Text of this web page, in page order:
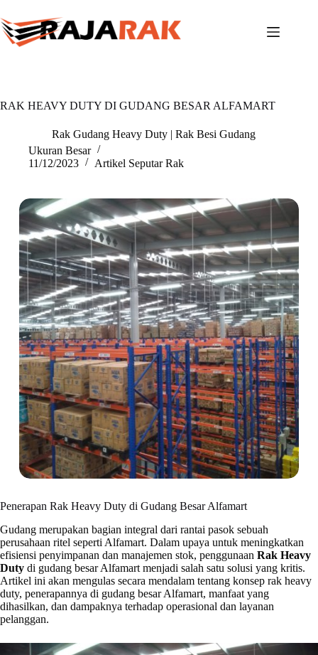
to
content
RAK HEAVY DUTY DI GUDANG BESAR ALFAMART
Rak Gudang Heavy Duty | Rak Besi Gudang
Ukuran Besar
11/12/2023
Artikel Seputar Rak
Penerapan Rak Heavy Duty di Gudang Besar Alfamart
Gudang merupakan bagian integral dari rantai pasok sebuah
perusahaan ritel seperti Alfamart. Dalam upaya untuk meningkatkan
efisiensi penyimpanan dan manajemen stok, penggunaan Rak Heavy
Duty di gudang besar Alfamart menjadi salah satu solusi yang kritis.
Artikel ini akan mengulas secara mendalam tentang konsep rak heavy
duty, penerapannya di gudang besar Alfamart, manfaat yang
dihasilkan, dan dampaknya terhadap operasional dan layanan
pelanggan.